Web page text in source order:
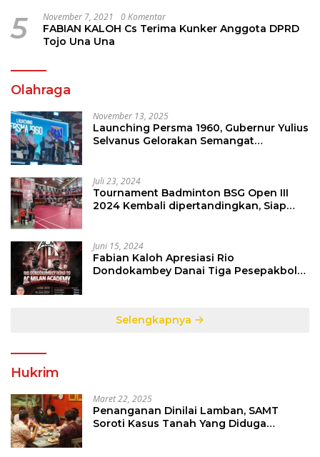
5 November 7, 2021 0 Komentar
FABIAN KALOH Cs Terima Kunker Anggota DPRD
Tojo Una Una
Olahraga
November 13, 2025
Launching Persma 1960, Gubernur Yulius
Selvanus Gelorakan Semangat
Juli 23, 2024
Tournament Badminton BSG Open III
2024 Kembali dipertandingkan, Siap
Juni 15, 2024
Fabian Kaloh Apresiasi Rio
Dondokambey Danai Tiga Pesepakbola
Selengkapnya
Hukrim
Maret 22, 2025
Penanganan Dinilai Lamban, SAMT
Soroti Kasus Tanah Yang Diduga